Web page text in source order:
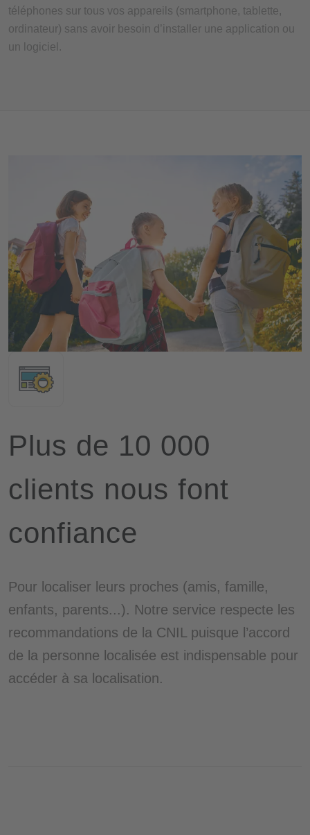
téléphones sur tous vos appareils (smartphone, tablette,
ordinateur) sans avoir besoin d’installer une application ou
un logiciel.
Plus de 10 000
clients nous font
confiance
Pour localiser leurs proches (amis, famille,
enfants, parents...). Notre service respecte les
recommandations de la CNIL puisque l’accord
de la personne localisée est indispensable pour
accéder à sa localisation.